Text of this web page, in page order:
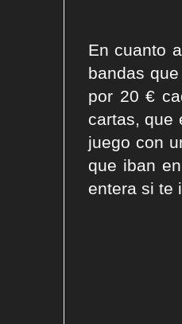
En cuanto
bandas
por 20 €
cartas, que
juego con
que iban
entera si te